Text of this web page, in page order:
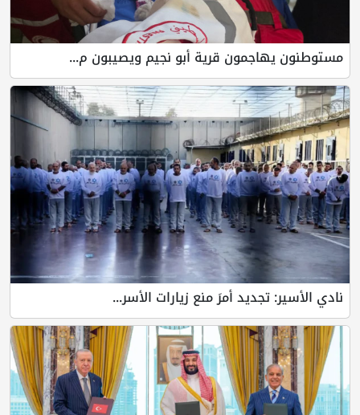
مستوطنون يهاجمون قرية أبو نجيم ويصيبون م...
نادي الأسير: تجديد أمرَ منع زيارات الأسر...